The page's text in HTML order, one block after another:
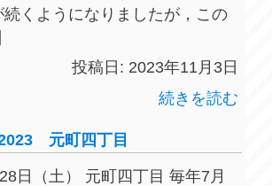
くようになりましたが，この
投稿日: 2023年11月3日
続きを読む
元町四丁目
日（土） 元町四丁目 毎年7月